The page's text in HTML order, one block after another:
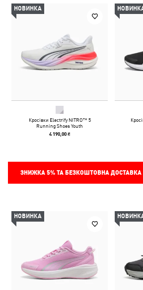
НОВИНКА
Кросівки Electrify NITRO™ 5
Running Shoes Youth
4 190,00 ₴
ЗНИЖКА 5%ТА БЕЗКОШТОВНА ДОСТАВКА
НОВИНКА